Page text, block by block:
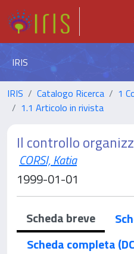
IRIS
IRIS Catalogo Ricerca
1
1.1 Articolo in rivista
Il controllo
CORSI, Katia
1999-01-01
Scheda breve
Scheda completa